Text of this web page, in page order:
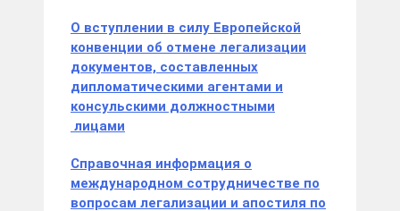
О вступлении в силу Европейской
конвенции об отмене легализации
документов, составленных
дипломатическими агентами и
консульскими должностными
лицами
Справочная информация о
международном сотрудничестве по
вопросам легализации и апостиля по